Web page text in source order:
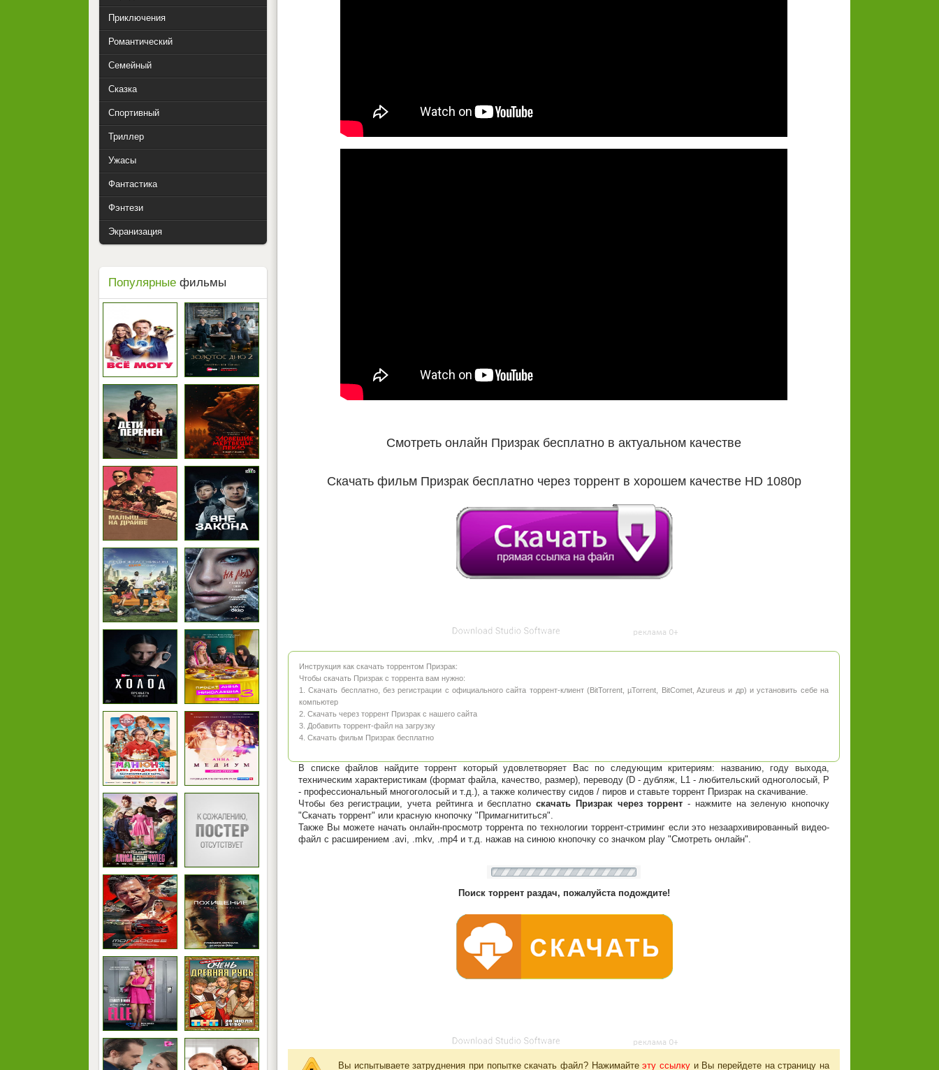
Смотреть онлайн Призрак бесплатно в актуальном качестве
Скачать фильм Призрак бесплатно через торрент в хорошем качестве HD 1080p
Инструкция как скачать торрентом Призрак:
Чтобы скачать Призрак с торрента вам нужно:
1. Скачать бесплатно, без регистрации с официального сайта торрент-клиент (BitTorrent, µTorrent, BitComet, Azureus и др) и установить себе на
компьютер
2. Скачать через торрент Призрак с нашего сайта
3. Добавить торрент-файл на загрузку
4. Скачать фильм Призрак бесплатно
В списке файлов найдите торрент который удовлетворяет Вас по следующим критериям: названию, году выхода,
техническим характеристикам (формат файла, качество, размер), переводу (D - дубляж, L1 - любительский одноголосый, P
- профессиональный многоголосый и т.д.), а также количеству сидов / пиров и ставьте торрент Призрак на скачивание.
Чтобы без регистрации, учета рейтинга и бесплатноскачать Призрак через торрент - нажмите на зеленую кнопочку
"Скачать торрент" или красную кнопочку "Примагнититься".
Также Вы можете начать онлайн-просмотр торрента по технологии торрент-стриминг если это незаархивированный видео-
файл с расширением .avi, .mkv, .mp4 и т.д. нажав на синюю кнопочку со значком play "Смотреть онлайн".
Поиск торрент раздач, пожалуйста подождите!
Вы испытываете затруднения при попытке скачать файл? Нажимайтеэту ссылку и Вы перейдете на страницу на
Приключения
Романтический
Семейный
Сказка
Спортивный
Триллер
Ужасы
Фантастика
Фэнтези
Экранизация
Популярные фильмы